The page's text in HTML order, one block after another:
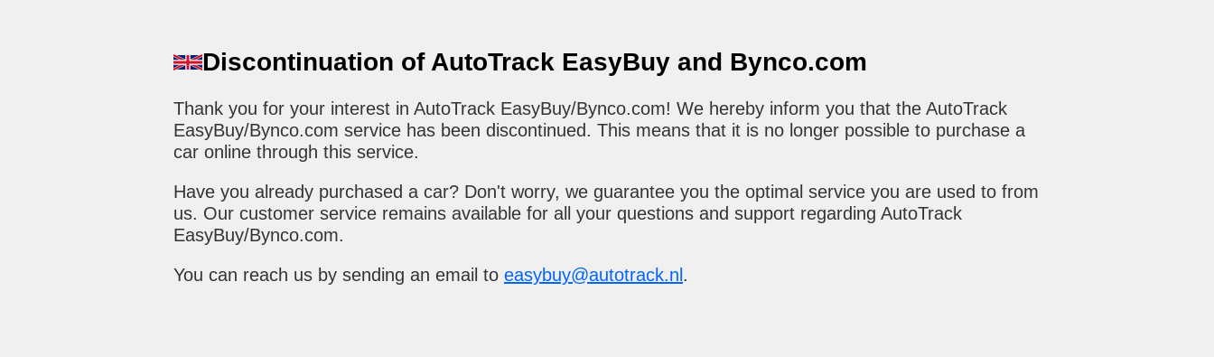
Discontinuation of AutoTrack EasyBuy and Bynco.com
Thank you for your interest in AutoTrack EasyBuy/Bynco.com! We hereby inform you that the AutoTrack
EasyBuy/Bynco.com service has been discontinued. This means that it is no longer possible to purchase a
car online through this service.
Have you already purchased a car? Don't worry, we guarantee you the optimal service you are used to from
us. Our customer service remains available for all your questions and support regarding AutoTrack
EasyBuy/Bynco.com.
You can reach us by sending an email to easybuy@autotrack.nl .